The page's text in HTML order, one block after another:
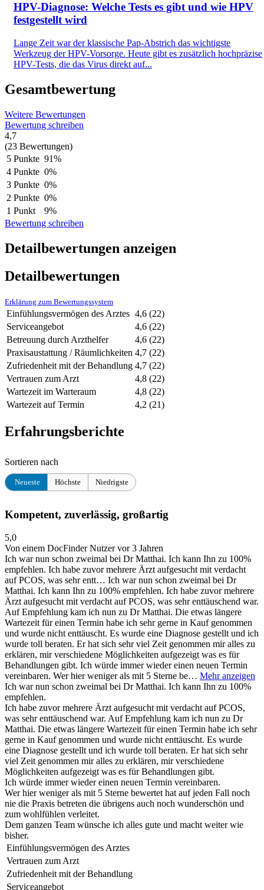
HPV-Diagnose: Welche Tests es gibt und wie HPV
festgestellt wird
Lange Zeit war der klassische Pap-Abstrich das wichtigste
Werkzeug der HPV-Vorsorge. Heute gibt es zusätzlich hochpräzise
HPV-Tests, die das Virus direkt auf...
Gesamtbewertung
Weitere Bewertungen
Bewertung schreiben
4,7
(23 Bewertungen)
5 Punkte 91%
4 Punkte 0%
3 Punkte 0%
2 Punkte 0%
1 Punkt
9%
Bewertung schreiben
Detailbewertungen anzeigen
Detailbewertungen
Erklärung zum Bewertungssystem
Einfühlungsvermögen des Arztes 4,6 (22)
Serviceangebot
4,6 (22)
Betreuung durch Arzthelfer
4,6 (22)
Praxisaustattung / Räumlichkeiten 4,7 (22)
Zufriedenheit mit der Behandlung 4,7 (22)
Vertrauen zum Arzt
4,8 (22)
Wartezeit im Warteraum
4,8 (22)
Wartezeit auf Termin
4,2 (21)
Erfahrungsberichte
Sortieren nach
Neueste Höchste Niedrigste
Kompetent, zuverlässig, großartig
5,0
Von einem DocFinder Nutzervor 3 Jahren
Ich war nun schon zweimal bei Dr Matthai. Ich kann Ihn zu 100%
empfehlen. Ich habe zuvor mehrere Ärzt aufgesucht mit verdacht
auf PCOS, was sehr entt… Ich war nun schon zweimal bei Dr
Matthai. Ich kann Ihn zu 100% empfehlen. Ich habe zuvor mehrere
Ärzt aufgesucht mit verdacht auf PCOS, was sehr enttäuschend war.
Auf Empfehlung kam ich nun zu Dr Matthai. Die etwas längere
Wartezeit für einen Termin habe ich sehr gerne in Kauf genommen
und wurde nicht enttäuscht. Es wurde eine Diagnose gestellt und ich
wurde toll beraten. Er hat sich sehr viel Zeit genommen mir alles zu
erklären, mir verschiedene Möglichkeiten aufgezeigt was es für
Behandlungen gibt. Ich würde immer wieder einen neuen Termin
vereinbaren. Wer hier weniger als mit 5 Sterne be… Mehr anzeigen
Ich war nun schon zweimal bei Dr Matthai. Ich kann Ihn zu 100%
empfehlen.
Ich habe zuvor mehrere Ärzt aufgesucht mit verdacht auf PCOS,
was sehr enttäuschend war. Auf Empfehlung kam ich nun zu Dr
Matthai. Die etwas längere Wartezeit für einen Termin habe ich sehr
gerne in Kauf genommen und wurde nicht enttäuscht. Es wurde
eine Diagnose gestellt und ich wurde toll beraten. Er hat sich sehr
viel Zeit genommen mir alles zu erklären, mir verschiedene
Möglichkeiten aufgezeigt was es für Behandlungen gibt.
Ich würde immer wieder einen neuen Termin vereinbaren.
Wer hier weniger als mit 5 Sterne bewertet hat auf jeden Fall noch
nie die Praxis betreten die übrigens auch noch wunderschön und
zum wohlfühlen verleitet.
Dem ganzen Team wünsche ich alles gute und macht weiter wie
bisher.
Einfühlungsvermögen des Arztes
Vertrauen zum Arzt
Zufriedenheit mit der Behandlung
Serviceangebot